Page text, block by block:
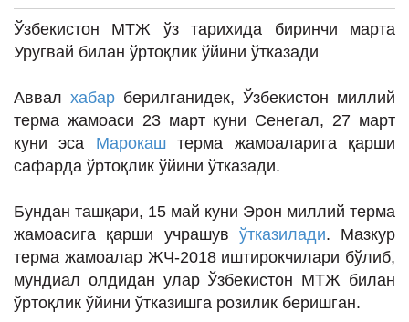
ИНТЕРВЬЮ
ЛОЙИҲАЛАР
Саломатлик
Бу қизиқ
СПОРТ
ТЕХНОЛОГИЯ
Ўзбекистон МТЖ ўз тарихида биринчи марта
Уругвай билан ўртоқлик ўйини ўтказади
Аввал хабар берилганидек, Ўзбекистон миллий
терма жамоаси 23 март куни Сенегал, 27 март
куни эса Марокаштерма жамоаларига қарши
сафарда ўртоқлик ўйини ўтказади.
Бундан ташқари, 15 май куни Эрон миллий терма
жамоасига қарши учрашув ўтказилади. Мазкур
терма жамоалар ЖЧ-2018 иштирокчилари бўлиб,
мундиал олдидан улар Ўзбекистон МТЖ билан
ўртоқлик ўйини ўтказишга розилик беришган.